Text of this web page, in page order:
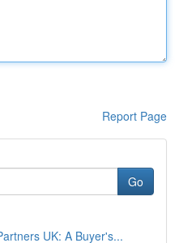
Report Page
Go
UK: A Buyer's...